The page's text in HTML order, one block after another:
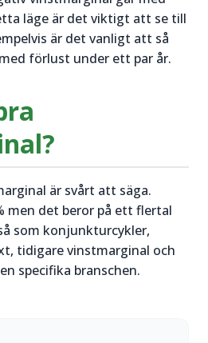
läge är det viktigt att se till
är det vanligt att så
förlust under ett par år.
är svårt att säga.
men det beror på ett flertal
som konjunkturcykler,
tidigare vinstmarginal och
specifika branschen.